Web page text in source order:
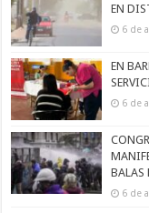
EN
6 de
EN
6 de
BALAS
6 de